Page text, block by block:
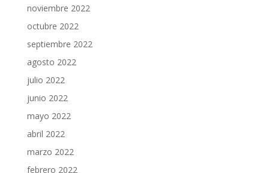
noviembre 2022
octubre 2022
septiembre 2022
agosto 2022
julio 2022
junio 2022
mayo 2022
abril 2022
marzo 2022
febrero 2022